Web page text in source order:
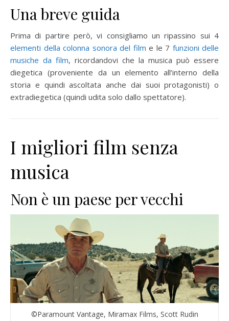
Una breve guida
Prima di partire però, vi consigliamo un ripassino sui 4
elementi della colonna sonora del film e le 7 funzioni delle
musiche da film, ricordandovi che la musica può essere
diegetica (proveniente da un elemento all’interno della
storia e quindi ascoltata anche dai suoi protagonisti) o
extradiegetica (quindi udita solo dallo spettatore).
I migliori film senza
musica
Non è un paese per vecchi
©Paramount Vantage, Miramax Films, Scott Rudin